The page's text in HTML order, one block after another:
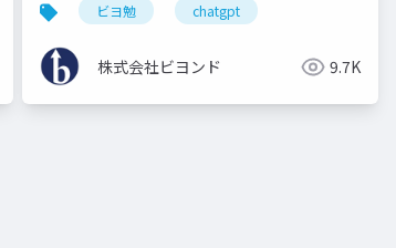
ビヨ勉 chatgpt
株式会社ビヨンド 9.7K